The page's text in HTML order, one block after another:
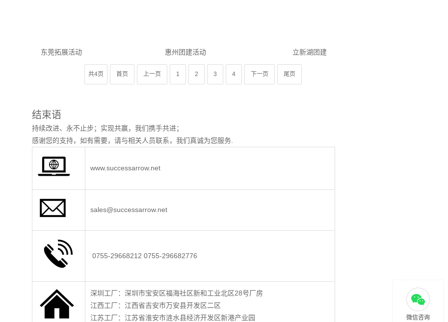
东莞拓展活动 惠州团建活动 立新湖团建
共4页 首页 上一页 1 2 3 4 下一页 尾页
结束语
持续改进、永不止步；实现共赢，我们携手共进；
感谢您的支持，如有需要，请与相关人员联系，我们真诚为您服务.
www.successarrow.net
sales@successarrow.net
0755-29668212 0755-296682776
深圳工厂：深圳市宝安区福海社区新和工业北区28号厂房
江西工厂：江西省吉安市万安县开发区二区
江苏工厂：江苏省淮安市涟水县经济开发区新港产业园
微信咨询